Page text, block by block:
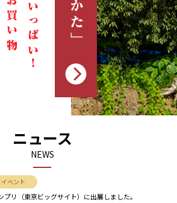
ニュース
NEWS
イベント
プリ（東京ビッグサイト）に出展しました。